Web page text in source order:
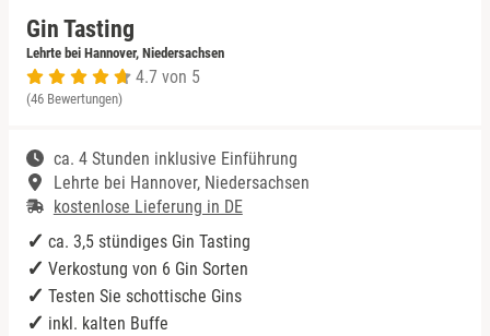
Gin Tasting
Lehrte bei Hannover, Niedersachsen
4.7 von 5
(46 Bewertungen)
ca. 4 Stunden inklusive Einführung
Lehrte bei Hannover, Niedersachsen
kostenlose Lieferung in DE
ca. 3,5 stündiges Gin Tasting
Verkostung von 6 Gin Sorten
Testen Sie schottische Gins
inkl. kalten Buffe
Niedersachsen
NRW
Rheinland-Pfalz
Saarland
Sachsen
Sachsen-Anhalt
Rum Tasting
Schokolade
Sekt Tasting
Tequila
Wein Tasting
Whisky Tasting